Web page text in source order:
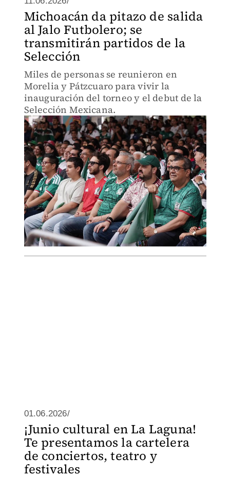
Michoacán da pitazo de salida
al Jalo Futbolero; se
transmitirán partidos de la
Selección
Miles de personas se reunieron en
Morelia y Pátzcuaro para vivir la
inauguración del torneo y el debut de la
Selección Mexicana.
01.06.2026/
¡Junio cultural en La Laguna!
Te presentamos la cartelera
de conciertos, teatro y
festivales